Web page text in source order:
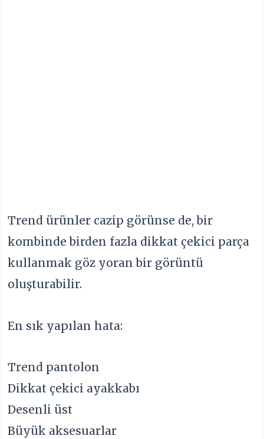
Trend ürünler cazip görünse de, bir
kombinde birden fazla dikkat çekici parça
kullanmak göz yoran bir görüntü
oluşturabilir.
En sık yapılan hata:
Trend pantolon
Dikkat çekici ayakkabı
Desenli üst
Büyük aksesuarlar